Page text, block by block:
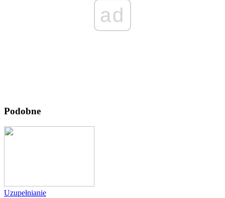
ad
Podobne
Uzupełnianie